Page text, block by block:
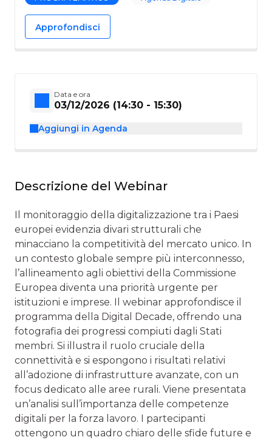
Approfondisci
Data e ora
03/12/2026 (14:30 - 15:30)
Aggiungi in Agenda
Descrizione del Webinar
Il monitoraggio della digitalizzazione tra i Paesi
europei evidenzia divari strutturali che
minacciano la competitività del mercato unico. In
un contesto globale sempre più interconnesso,
l’allineamento agli obiettivi della Commissione
Europea diventa una priorità urgente per
istituzioni e imprese. Il webinar approfondisce il
programma della Digital Decade, offrendo una
fotografia dei progressi compiuti dagli Stati
membri. Si illustra il ruolo cruciale della
connettività e si espongono i risultati relativi
all’adozione di infrastrutture avanzate, con un
focus dedicato alle aree rurali. Viene presentata
un’analisi sull’importanza delle competenze
digitali per la forza lavoro. I partecipanti
ottengono un quadro chiaro delle sfide future e